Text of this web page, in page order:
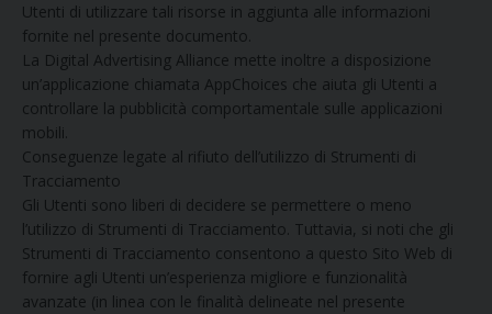
Utenti di utilizzare tali risorse in aggiunta alle informazioni
fornite nel presente documento.
La Digital Advertising Alliance mette inoltre a disposizione
un’applicazione chiamata AppChoices che aiuta gli Utenti a
controllare la pubblicità comportamentale sulle applicazioni
mobili.
Conseguenze legate al rifiuto dell’utilizzo di Strumenti di
Tracciamento
Gli Utenti sono liberi di decidere se permettere o meno
l’utilizzo di Strumenti di Tracciamento. Tuttavia, si noti che gli
Strumenti di Tracciamento consentono a questo Sito Web di
fornire agli Utenti un’esperienza migliore e funzionalità
avanzate (in linea con le finalità delineate nel presente